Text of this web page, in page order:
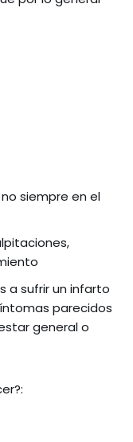
siempre en el
a sufrir un infarto
parecidos
general o